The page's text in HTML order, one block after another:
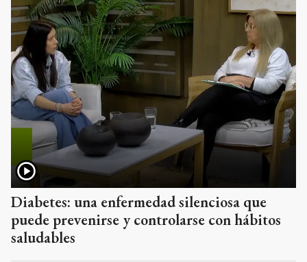
Diabetes: una enfermedad silenciosa que
puede prevenirse y controlarse con hábitos
saludables